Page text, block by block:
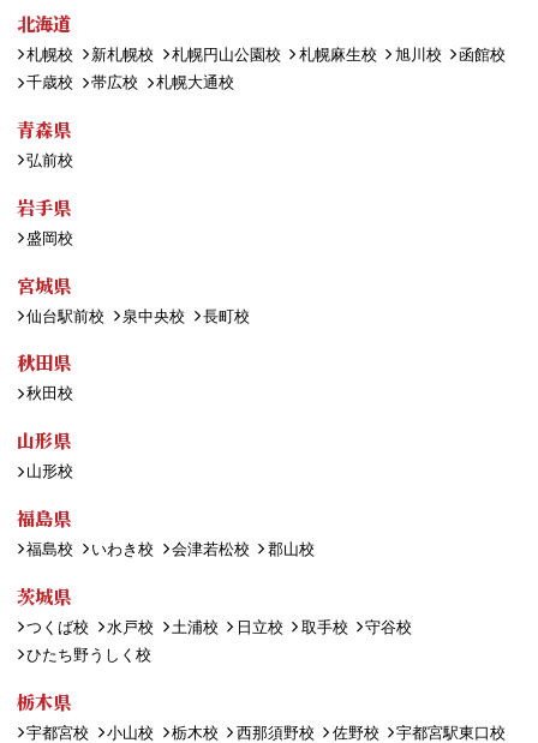
北海道
札幌校 新札幌校 札幌円山公園校 札幌麻生校 旭川校
函館校
千歳校
帯広校 札幌大通校
青森県
弘前校
岩手県
盛岡校
宮城県
仙台駅前校 泉中央校 長町校
秋田県
秋田校
山形県
山形校
福島県
福島校 いわき校 会津若松校 郡山校
茨城県
つくば校 水戸校 土浦校 日立校 取手校
守谷校
ひたち野うしく校
栃木県
宇都宮校 小山校 栃木校 西那須野校 佐野校 宇都宮駅東口校